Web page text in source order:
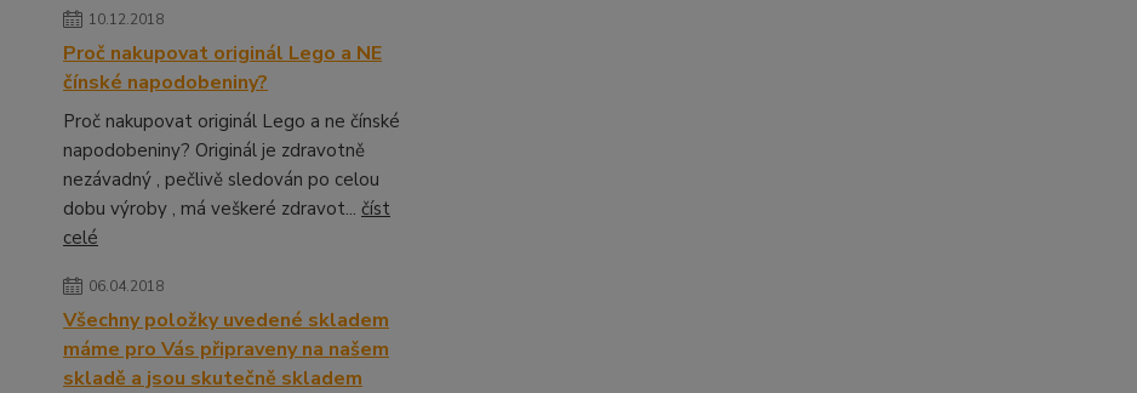
10.12.2018
Proč nakupovat originál Lego a NE
čínské napodobeniny?
Proč nakupovat originál Lego a ne čínské
napodobeniny? Originál je zdravotně
nezávadný , pečlivě sledován po celou
dobu výroby , má veškeré zdravot... číst
celé
06.04.2018
Všechny položky uvedené skladem
máme pro Vás připraveny na našem
skladě a jsou skutečně skladem